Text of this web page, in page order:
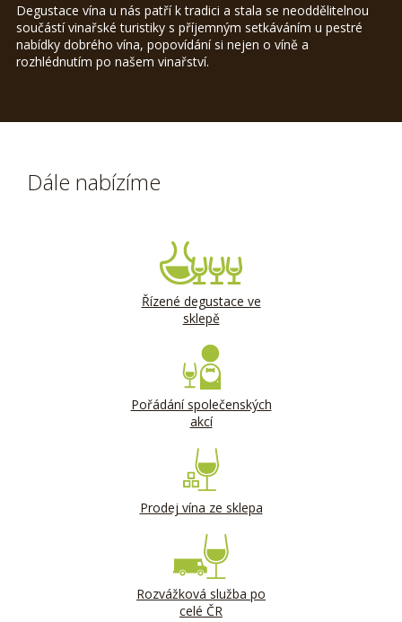
Degustace vína u nás patří k tradici a stala se neoddělitelnou
součástí vinařské turistiky s příjemným setkáváním u pestré
nabídky dobrého vína, popovídání si nejen o víně a
rozhlédnutím po našem vinařství.
Dále nabízíme
Řízené degustace ve
sklepě
Pořádání společenských
akcí
Prodej vína ze sklepa
Rozvážková služba po
celé ČR